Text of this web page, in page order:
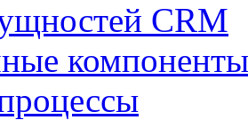
CRM
компоненты